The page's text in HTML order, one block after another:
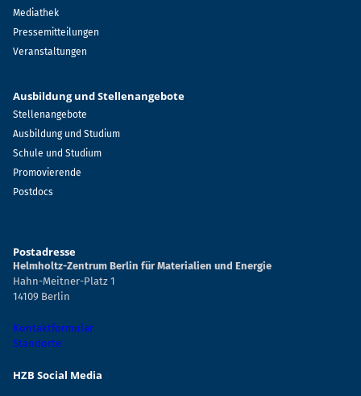
Mediathek
Pressemitteilungen
Veranstaltungen
Ausbildung und Stellenangebote
Stellenangebote
Ausbildung und Studium
Schule und Studium
Promovierende
Postdocs
Postadresse
Helmholtz-Zentrum Berlin für Materialien und Energie
Hahn-Meitner-Platz 1
14109 Berlin
Kontaktformular
Standorte
HZB Social Media